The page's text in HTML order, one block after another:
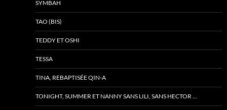
SYMBAH
TAO (BIS)
TEDDY ET OSHI
TESSA
TINA, REBAPTISÉE QIN-A
TONIGHT, SUMMER ET NANNY SANS LILI, SANS HECTOR …